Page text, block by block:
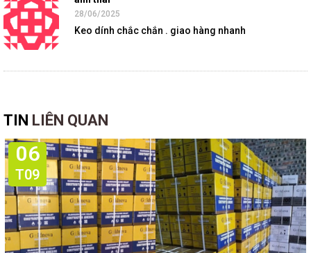
28/06/2025
Keo dính chắc chắn . giao hàng nhanh
TIN LIÊN QUAN
06
T09